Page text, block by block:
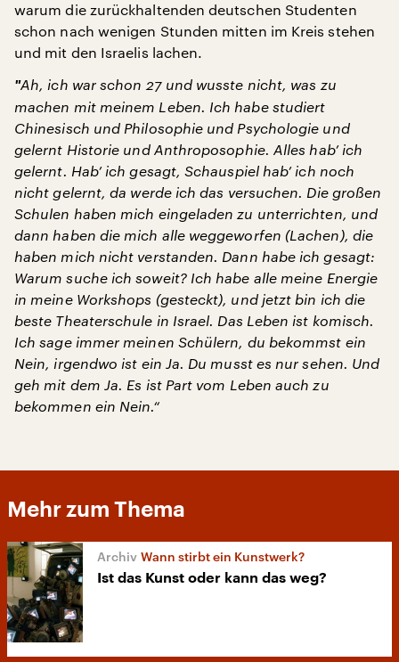
warum die zurückhaltenden deutschen Studenten
schon nach wenigen Stunden mitten im Kreis stehen
und mit den Israelis lachen.
"Ah, ich war schon 27 und wusste nicht, was zu
machen mit meinem Leben. Ich habe studiert
Chinesisch und Philosophie und Psychologie und
gelernt Historie und Anthroposophie. Alles hab’ ich
gelernt. Hab’ ich gesagt, Schauspiel hab’ ich noch
nicht gelernt, da werde ich das versuchen. Die großen
Schulen haben mich eingeladen zu unterrichten, und
dann haben die mich alle weggeworfen (Lachen), die
haben mich nicht verstanden. Dann habe ich gesagt:
Warum suche ich soweit? Ich habe alle meine Energie
in meine Workshops (gesteckt), und jetzt bin ich die
beste Theaterschule in Israel. Das Leben ist komisch.
Ich sage immer meinen Schülern, du bekommst ein
Nein, irgendwo ist ein Ja. Du musst es nur sehen. Und
geh mit dem Ja. Es ist Part vom Leben auch zu
bekommen ein Nein.“
Mehr zum Thema
Wann stirbt ein Kunstwerk?
Ist das Kunst oder kann das weg?